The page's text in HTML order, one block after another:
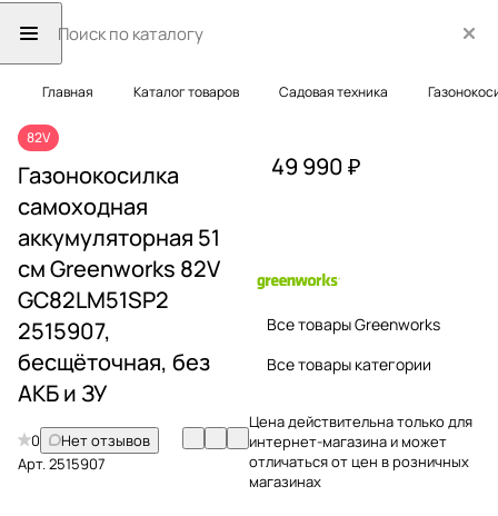
Главная Каталог товаров Садовая техника
82V
Газонокосилка
самоходная
аккумуляторная 51
см Greenworks 82V
GC82LM51SP2
2515907,
бесщёточная, без
АКБ и ЗУ
0
Нет отзывов
Арт.2515907
49 990 ₽
Все товары Greenworks
Все товары категории
Цена действительна только для
интернет-магазина и может
отличаться от цен в розничных
магазинах